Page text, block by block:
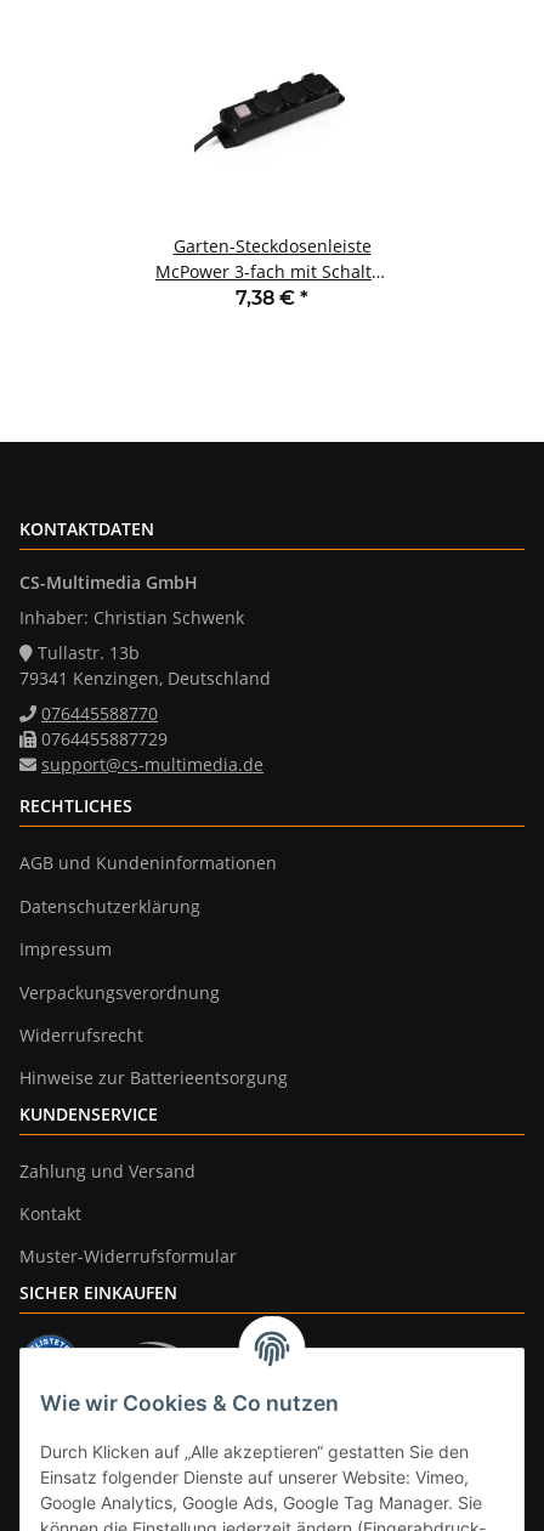
Wie wir Cookies & Co nutzen
Durch Klicken auf „Alle akzeptieren“ gestatten Sie den
Einsatz folgender Dienste auf unserer Website: Vimeo,
Google Analytics, Google Ads, Google Tag Manager. Sie
Garten-Steckdosenleiste
McPower 3-fach mit Schalter
IP44 für Außen geeignet
7,38 € *
KONTAKTDATEN
CS-Multimedia GmbH
Inhaber: Christian Schwenk
Tullastr. 13b
79341 Kenzingen, Deutschland
076445588770
0764455887729
support@cs-multimedia.de
RECHTLICHES
AGB und Kundeninformationen
Datenschutzerklärung
Impressum
Verpackungsverordnung
Widerrufsrecht
Hinweise zur Batterieentsorgung
KUNDENSERVICE
Zahlung und Versand
Kontakt
Muster-Widerrufsformular
SICHER EINKAUFEN